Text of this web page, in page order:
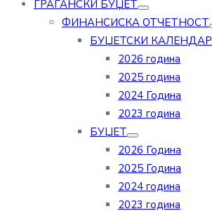
ГРАЃАНСКИ БУЏЕТ
ФИНАНСИСКА ОТЧЕТНОСТ
БУЏЕТСКИ КАЛЕНДАР
2026 година
2025 година
2024 Година
2023 година
БУЏЕТ
2026 Година
2025 Година
2024 година
2023 година